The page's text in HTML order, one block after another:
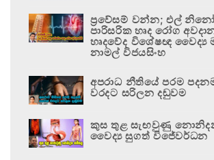
ප්‍රවේසම් වන්න; එල්
පාරිසරික හෘද රෝග
හෘදවේද විශේෂඥ වෛද්‍ය
නාමල් විජයසිංහ
අපරාධ නීතියේ පරම
වරදට සරිලන දඬුවම
කුස තුළ සැඟවුණු
වෛද්‍ය සුගත් විජේවර්ධන